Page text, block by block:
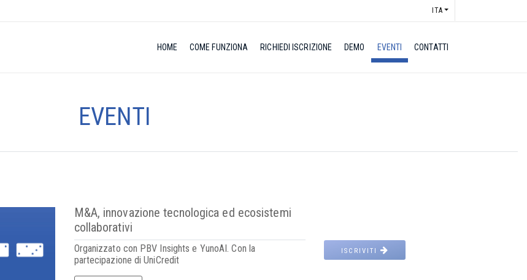
ITA
HOME COME FUNZIONA RICHIEDI ISCRIZIONE DEMO EVENTI CONTATTI
EVENTI
M&A, innovazione tecnologica ed ecosistemi
collaborativi
Organizzato con PBV Insights e YunoAI. Con la
partecipazione di UniCredit
ISCRIVITI